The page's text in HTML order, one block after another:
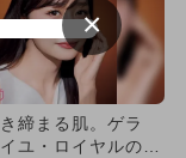
締まる肌。ゲラ
ユ・ロイヤルの新
×